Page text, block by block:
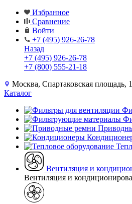
Избранное
Сравнение
Войти
+7 (495) 926-26-78
Назад
+7 (495) 926-26-78
+7 (800) 555-21-18
Москва, Спартаковская площадь,
Каталог
Вентиляция и
Вентиляция и